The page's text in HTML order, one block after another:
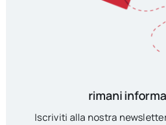
rimani
Iscriviti alla nostra